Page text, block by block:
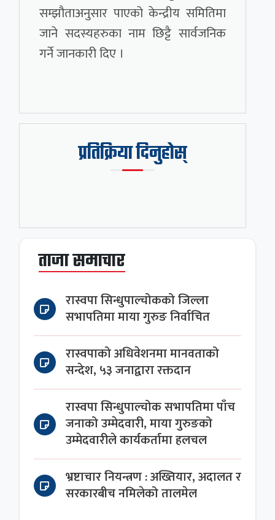
सम्झौताअनुसार पाएको केन्द्रीय समितिमा
जाने सदस्यहरुका नाम छिट्टै सार्वजनिक
गर्ने जानकारी दिए ।
प्रतिक्रिया दिनुहोस्
ताजा समाचार
रास्वपा सिन्धुपाल्चोकको जिल्ला
सभापतिमा माया गुरुङ निर्वाचित
रास्वपाको अधिवेशनमा मानवताको
सन्देश, ५३ जनाद्वारा रक्तदान
रास्वपा सिन्धुपाल्चोक सभापतिमा पाँच
जनाको उम्मेदवारी, माया गुरुङको
उम्मेदवारीले कार्यकर्तामा हलचल
भ्रष्टाचार नियन्त्रण : अख्तियार, अदालत र
सरकारबीच नमिलेको तालमेल